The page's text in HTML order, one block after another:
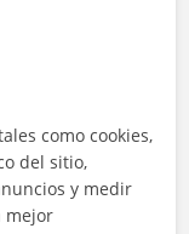
como cookies,
del sitio,
y medir
mejor